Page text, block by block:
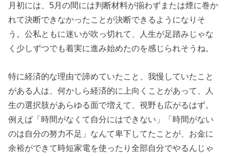
月初には、5月の間には判断材料が揃わずまたは煙に巻か
れて決断できなかったことが決断できるようになりそ
う。公私ともに迷いが吹っ切れて、人生が足踏みじゃな
く少しずつでも着実に進み始めたのを感じられそうね。
特に経済的な理由で諦めていたこと、我慢していたこと
がある人は、何かしら経済的に上向くことがあって、人
生の選択肢があらゆる面で増えて、視野も広がるはず。
例えば「時間がなくて自分にはできない」「時間がない
のは自分の努力不足」なんて卑下してたことが、お金に
余裕ができて時短家電を使ったり全部自分でやるんじゃ